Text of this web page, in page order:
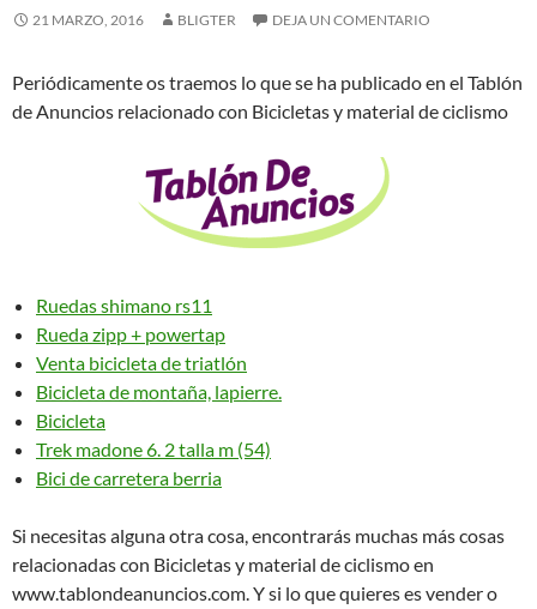
21 MARZO, 2016 BLIGTER DEJA UN COMENTARIO
Periódicamente os traemos lo que se ha publicado en el Tablón
de Anuncios relacionado con Bicicletas y material de ciclismo
Ruedas shimano rs11
Rueda zipp + powertap
Venta bicicleta de triatlón
Bicicleta de montaña, lapierre.
Bicicleta
Trek madone 6. 2 talla m (54)
Bici de carretera berria
Si necesitas alguna otra cosa, encontrarás muchas más cosas
relacionadas con Bicicletas y material de ciclismo en
www.tablondeanuncios.com. Y si lo que quieres es vender o